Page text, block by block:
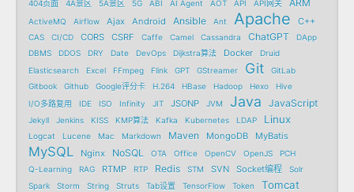
404页面 4A景区 5A景区 5G ABI AI Agent AOT API API网关 ARM
ActiveMQ Airflow Ajax Android Ansible Ant Apache C++
CAS CI/CD CORS CSRF Caffe Camel Cassandra ChatGPT
DApp
DBMS
DDOS DRY Date DevOps Dijkstra算法 Docker
Druid
Elasticsearch
Excel FFmpeg Flink GPT GStreamer Git
GitLab
Gitbook
Github Google评分卡 H.264 HBase Hadoop Hexo
Hive
I/O多路复用
IDE ISO Infinity JIT JSONP JVM Java JavaScript
Jekyll Jenkins KISS KMP算法 Kafka Kubernetes LDAP Linux
Logcat Lucene Mac Markdown Maven MongoDB MyBatis
MySQL Nginx NoSQL OTA Office OpenCV OpenJS
PCH
Q-Learning
RAG RTMP RTP Redis STM SVN Socket编程
Solr
Spark
Storm String Struts Tab设置 TensorFlow Token Tomcat